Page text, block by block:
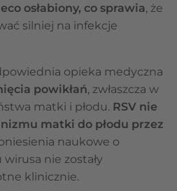
osłabiony, co sprawia, że
silniej na infekcje
opieka medyczna
powikłań, zwłaszcza w
matki i płodu. RSV nie
matki do płodu przez
naukowe o
nie zostały
klinicznie.